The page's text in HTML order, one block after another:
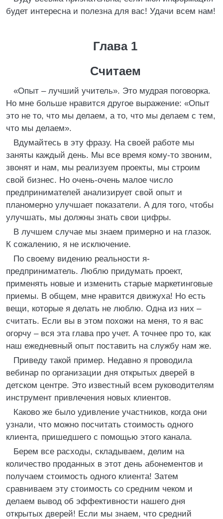
будет интересна и полезна для вас! Удачи всем нам!
Глава 1
Считаем
«Опыт – лучший учитель». Это мудрая поговорка.
Но мне больше нравится другое выражение: «Опыт
это не то, что мы делаем, а то, что мы делаем с тем,
что мы делаем».
Вдумайтесь в эту фразу. На своей работе мы
заняты каждый день. Мы все время кому-то звоним,
звонят и нам, мы реализуем проекты, мы строим
свой бизнес. Но очень-очень малое число
предпринимателей анализирует свой опыт и
планомерно улучшает показатели. А для того, чтобы
улучшать, мы должны знать свои цифры.
В лучшем случае мы знаем примерно и на глазок.
К сожалению, я не исключение.
По своему видению реальности я-
предприниматель. Люблю придумать проект,
применять новые и изменить старые маркетинговые
приемы. В общем, мне нравится движуха! Но есть
вещи, которые я делать не люблю. Одна из них –
считать. Если вы в этом похожи на меня, то я вас
огорчу – вся эта глава про учет. А точнее про то, как
наш ежедневный опыт поставить на службу нам же.
Приведу такой пример. Недавно я проводила
вебинар по организации дня открытых дверей в
детском центре. Это известный всем руководителям
инструмент привлечения новых клиентов.
Каково же было удивление участников, когда они
узнали, что можно посчитать стоимость одного
клиента, пришедшего с помощью этого канала.
Берем все расходы, складываем, делим на
количество проданных в этот день абонементов и
получаем стоимость одного клиента! Затем
сравниваем эту стоимость со средним чеком и
делаем вывод об эффективности нашего дня
открытых дверей! Если мы знаем, что средний